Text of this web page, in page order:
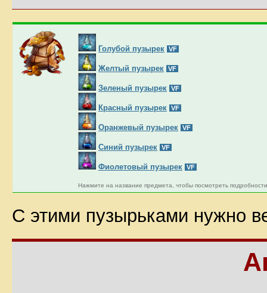
Голубой пузырек VF
Желтый пузырек VF
Зеленый пузырек VF
Красный пузырек VF
Оранжевый пузырек VF
Синий пузырек VF
Фиолетовый пузырек VF
Нажмите на название предмета, чтобы посмотреть
С этими пузырьками нужно